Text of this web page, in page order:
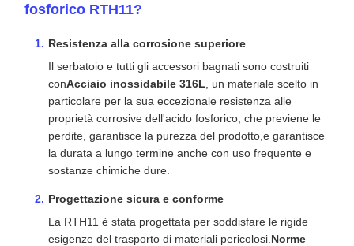
fosforico RTH11?
Resistenza alla corrosione superiore
Il serbatoio e tutti gli accessori bagnati sono costruiti
conAcciaio inossidabile 316L , un materiale scelto in
particolare per la sua eccezionale resistenza alle
proprietà corrosive dell'acido fosforico, che previene le
perdite, garantisce la purezza del prodotto,e garantisce
la durata a lungo termine anche con uso frequente e
sostanze chimiche dure.
Progettazione sicura e conforme
La RTH11 è stata progettata per soddisfare le rigide
esigenze del trasporto di materiali pericolosi. Norme